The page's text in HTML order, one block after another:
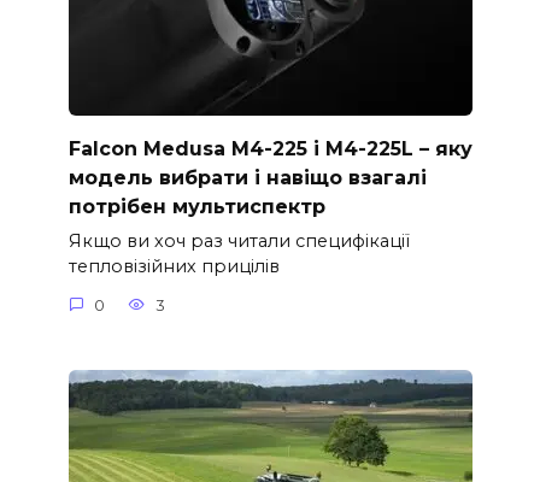
Falcon Medusa M4-225 і M4-225L – яку
модель вибрати і навіщо взагалі
потрібен мультиспектр
Якщо ви хоч раз читали специфікації
тепловізійних прицілів
0 3